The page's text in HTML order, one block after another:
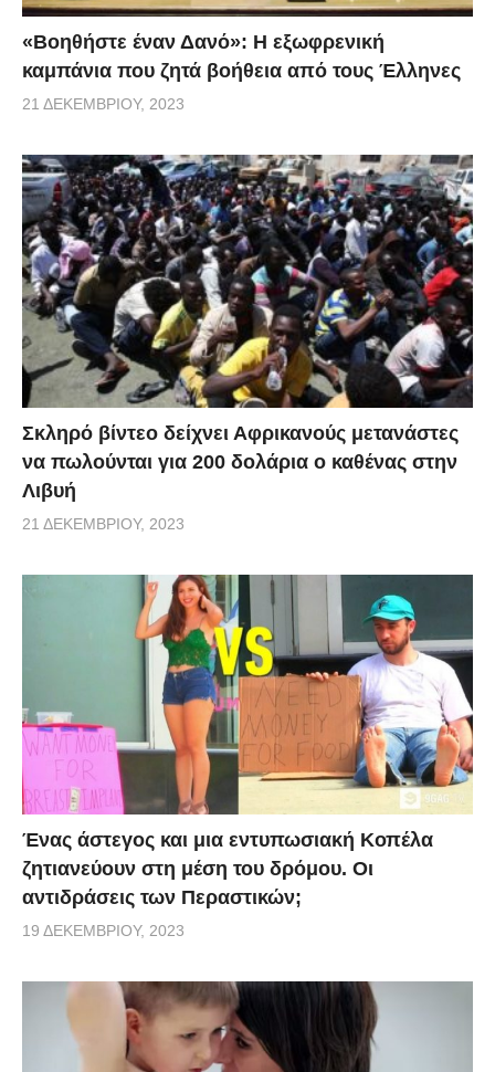
«Βοηθήστε έναν Δανό»: H εξωφρενική
καμπάνια που ζητά βοήθεια από τους Έλληνες
21 ΔΕΚΕΜΒΡΊΟΥ, 2023
Σκληρό βίντεο δείχνει Αφρικανούς μετανάστες
να πωλούνται για 200 δολάρια ο καθένας στην
Λιβυή
21 ΔΕΚΕΜΒΡΊΟΥ, 2023
Ένας άστεγος και μια εντυπωσιακή Κοπέλα
ζητιανεύουν στη μέση του δρόμου. Οι
αντιδράσεις των Περαστικών;
19 ΔΕΚΕΜΒΡΊΟΥ, 2023